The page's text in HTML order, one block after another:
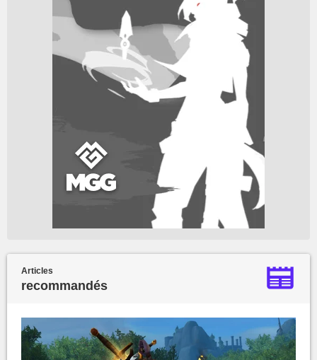
Articles
recommandés